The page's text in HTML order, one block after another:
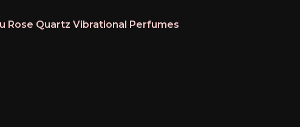
Rose Quartz Vibrational Perfumes